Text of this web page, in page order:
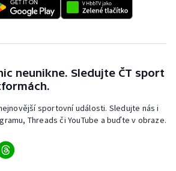
neunikne. Sledujte ČT sport
sportovní události. Sledujte nás i
Threads či YouTube a buďte v obraze.